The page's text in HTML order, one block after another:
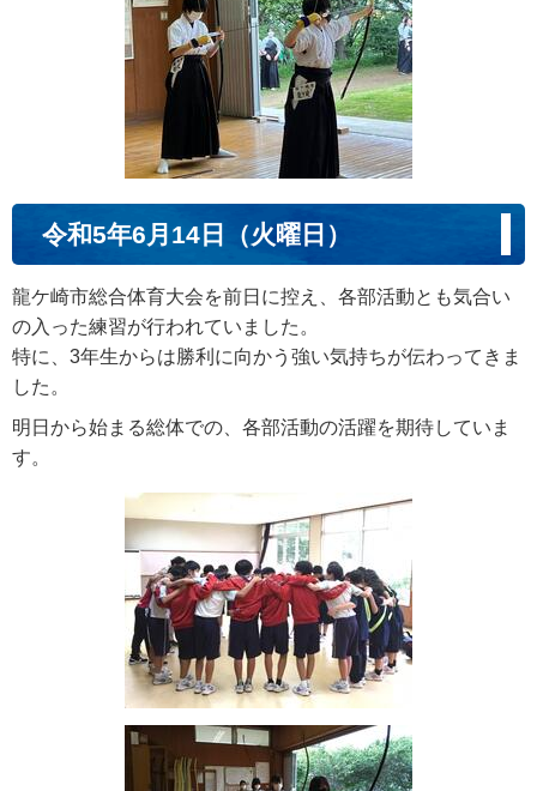
令和5年6月14日（火曜日）
龍ケ崎市総合体育大会を前日に控え、各部活動とも気合い
の入った練習が行われていました。
特に、3年生からは勝利に向かう強い気持ちが伝わってきま
した。
明日から始まる総体での、各部活動の活躍を期待していま
す。